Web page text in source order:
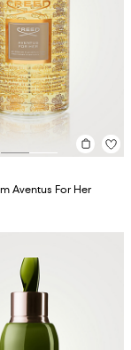
Aventus For Her